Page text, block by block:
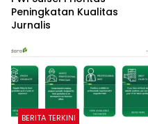
Peningkatan Kualitas
Jurnalis
BERITA TERKINI